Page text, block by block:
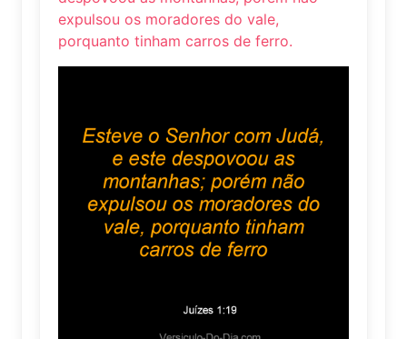
expulsou os moradores do vale,
porquanto tinham carros de ferro.